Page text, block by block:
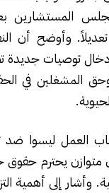
المستشارين
النواب عليه بـ334 تعديلاً.
توصيات جديدة
المشغلين في
العمل ليسوا ضد
متوازن يحترم حقوق
وأشار إلى أهمية